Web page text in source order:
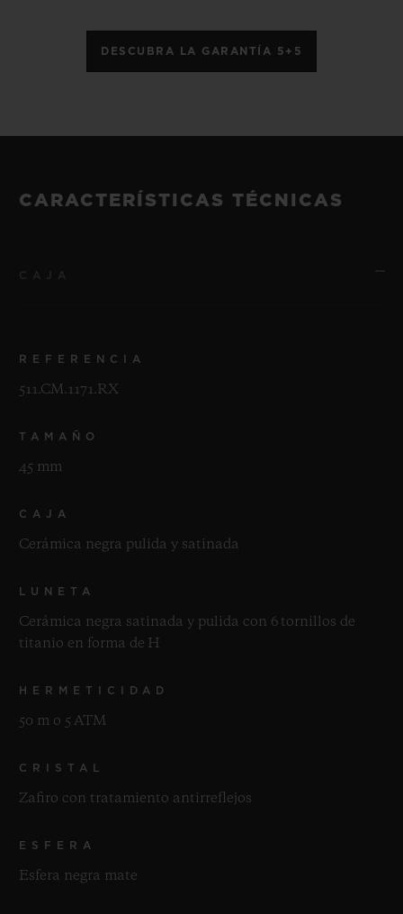
DESCUBRA LA GARANTÍA 5+5
CARACTERÍSTICAS TÉCNICAS
REFERENCIA
511.CM.1171.RX
TAMAÑO
45 mm
CAJA
Cerámica negra pulida y satinada
LUNETA
Cerámica negra satinada y pulida con 6 tornillos de
titanio en forma de H
HERMETICIDAD
50 m o 5 ATM
CRISTAL
Zafiro con tratamiento antirreflejos
ESFERA
Esfera negra mate